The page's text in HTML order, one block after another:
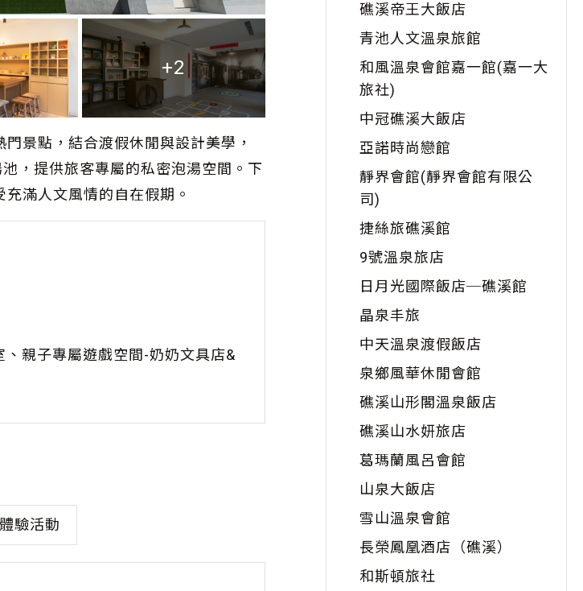
+2
景點，結合渡假休閒與設計美學，
，提供旅客專屬的私密泡湯空間。下
滿人文風情的自在假期。
親子專屬遊戲空間-奶奶文具店&
驗活動
礁溪帝王大飯店
青池人文溫泉旅館
和風溫泉會館嘉一館(嘉一大
旅社)
中冠礁溪大飯店
亞諾時尚戀館
靜界會館(靜界會館有限公
司)
捷絲旅礁溪館
9號溫泉旅店
日月光國際飯店─礁溪館
晶泉丰旅
中天溫泉渡假飯店
泉鄉風華休閒會館
礁溪山形閣溫泉飯店
礁溪山水妍旅店
葛瑪蘭風呂會館
山泉大飯店
雪山溫泉會館
長榮鳳凰酒店（礁溪）
和斯頓旅社